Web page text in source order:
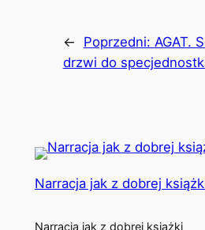
← Poprzedni: AGAT.
drzwi do
Narracja jak z dobrej
Narracja jak z dobrej książki